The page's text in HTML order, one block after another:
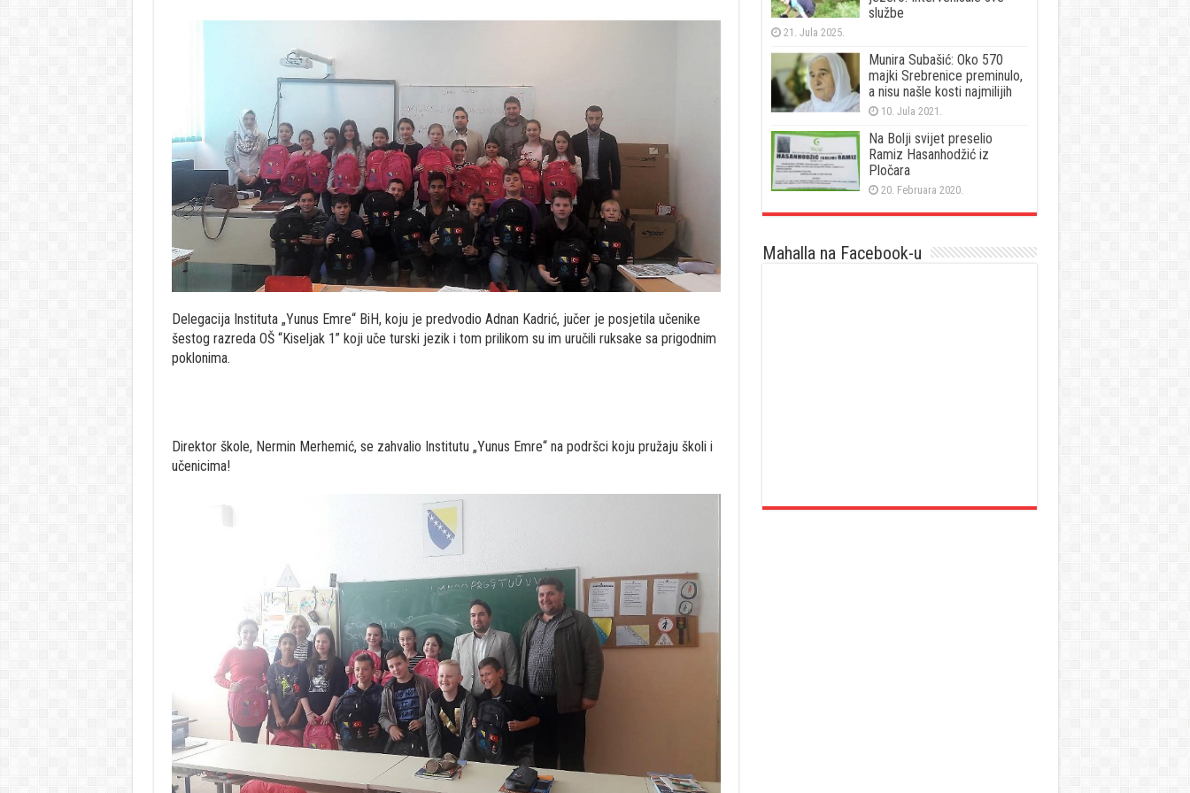
Delegacija Instituta „Yunus Emre“ BiH, koju je predvodio Adnan Kadrić, jučer je posjetila učenike
šestog razreda OŠ “Kiseljak 1” koji uče turski jezik i tom prilikom su im uručili ruksake sa prigodnim
poklonima.
Direktor škole, Nermin Merhemić, se zahvalio Institutu „Yunus Emre“ na podršci koju pružaju školi i
učenicima!
službe
21. Jula 2025.
Munira Subašić: Oko 570
majki Srebrenice preminulo,
a nisu našle kosti najmilijih
10. Jula 2021.
Na Bolji svijet preselio
Ramiz Hasanhodžić iz
Pločara
20. Februara 2020.
Mahalla na Facebook-u